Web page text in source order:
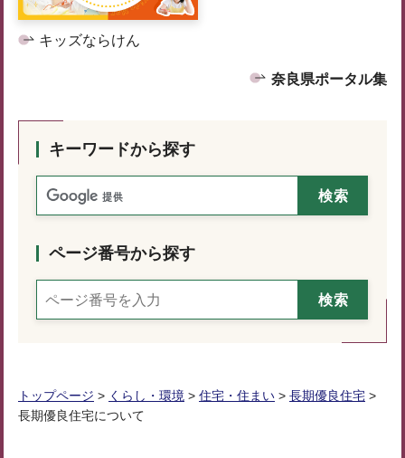
キッズならけん
奈良県ポータル集
キーワードから探す
ページ番号から探す
トップページ > くらし・環境 > 住宅・住まい > 長期優良住宅 >
長期優良住宅について